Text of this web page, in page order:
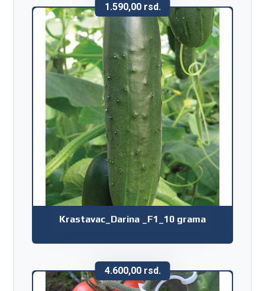
Krastavac_Darina _F1_10 grama
1.590,00 rsd.
4.600,00 rsd.